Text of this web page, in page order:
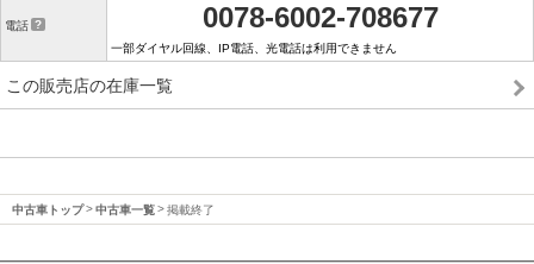
電話 0078-6002-708677
一部ダイヤル回線、IP電話、光電話は利用できません
この販売店の在庫一覧
中古車トップ 中古車一覧 掲載終了